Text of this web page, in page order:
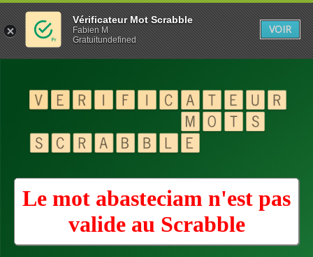
Le mot abasteciam n'est pas
valide au Scrabble
Vérificateur Mot Scrabble
Fabien M
Gratuitundefined
VOIR